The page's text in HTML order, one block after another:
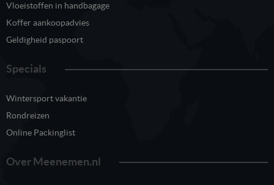
Vloeistoffen in handbagage
Koffer aankoopadvies
Geldigheid paspoort
Specials
Wintersport vakantie
Rondreizen
Online Packinglist
Over Meenemen.nl